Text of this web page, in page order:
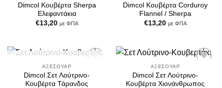
Wishlist
Dimcol Κουβέρτα Sherpa
Ελεφαντάκια
€13,20 με ΦΠΑ
Wishlist
Dimcol Κουβέρτα Corduroy
Flannel / Sherpa
€13,20 με ΦΠΑ
Wishlist
ΕΞΑΝΤΛΗΜΈΝΟ
ΑΞΕΣΟΥΆΡ
Dimcol Σετ Λούτρινο-
Κουβέρτα Τάρανδος
Wishlist
ΑΞΕΣΟΥΆΡ
Dimcol Σετ Λούτρινο-
Κουβέρτα Χιονάνθρωπος